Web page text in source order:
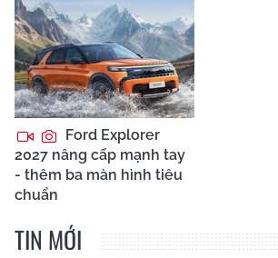
Ford Explorer
2027 nâng cấp mạnh tay
- thêm ba màn hình tiêu
chuẩn
TIN MỚI